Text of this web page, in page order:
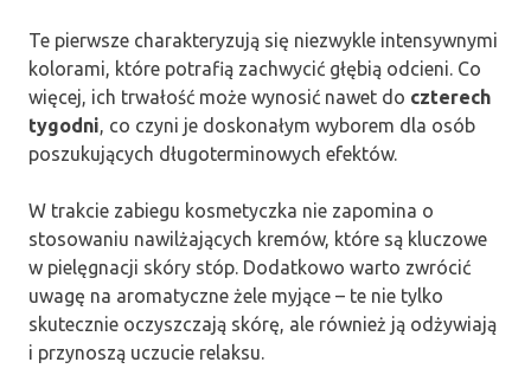
Te pierwsze charakteryzują się niezwykle intensywnymi
kolorami, które potrafią zachwycić głębią odcieni. Co
więcej, ich trwałość może wynosić nawet do czterech
tygodni, co czyni je doskonałym wyborem dla osób
poszukujących długoterminowych efektów.
W trakcie zabiegu kosmetyczka nie zapomina o
stosowaniu nawilżających kremów, które są kluczowe
w pielęgnacji skóry stóp. Dodatkowo warto zwrócić
uwagę na aromatyczne żele myjące – te nie tylko
skutecznie oczyszczają skórę, ale również ją odżywiają
i przynoszą uczucie relaksu.